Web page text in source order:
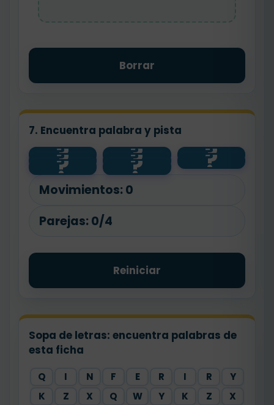
Borrar
7. Encuentra palabra y pista
?
idea
principal ?
después ?
nudo
?
tema ?
último ?
primero
?
inicio ?
final
Movimientos: 0
Parejas: 0/4
Reiniciar
Sopa de letras: encuentra palabras de
esta ficha
Q I N F E R I R
Y
K
Z X Q W Y K Z
X